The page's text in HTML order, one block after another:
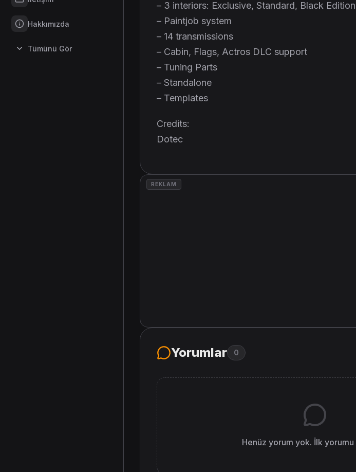
Hakkımızda
Tümünü Gör
– 3 interiors: Exclusive, Standard, Black Edition
– Paintjob system
– 14 transmissions
– Cabin, Flags, Actros DLC support
– Tuning Parts
– Standalone
– Templates
Credits:
Dotec
REKLAM
Yorumlar 0
Henüz yorum yok. İlk yorumu